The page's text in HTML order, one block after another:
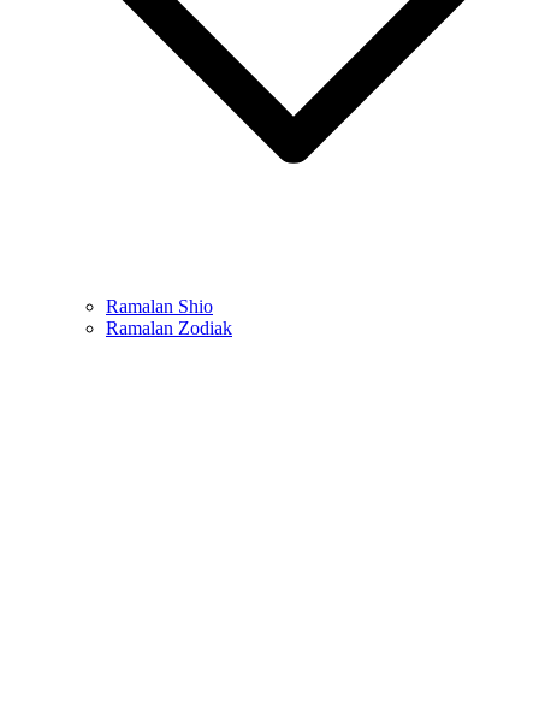
Ramalan Shio
Ramalan Zodiak